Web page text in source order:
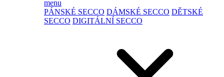
menu
PÁNSKÉ SECCO DÁMSKÉ SECCO DĚTSKÉ
SECCO DIGITÁLNÍ SECCO